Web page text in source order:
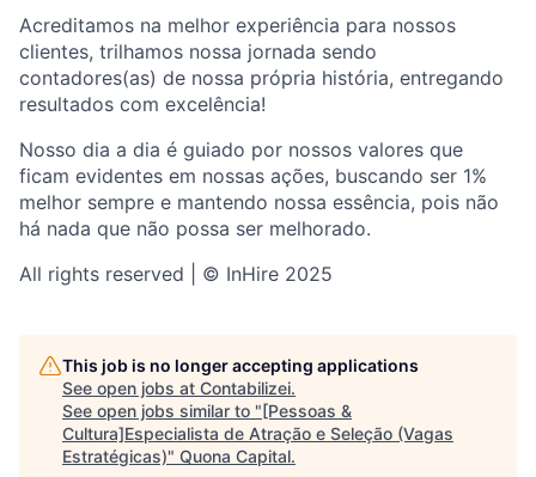
Acreditamos na melhor experiência para nossos
clientes, trilhamos nossa jornada sendo
contadores(as) de nossa própria história, entregando
resultados com excelência!
Nosso dia a dia é guiado por nossos valores que
ficam evidentes em nossas ações, buscando ser 1%
melhor sempre e mantendo nossa essência, pois não
há nada que não possa ser melhorado.
All rights reserved | © InHire 2025
This job is no longer accepting applications
See open jobs at Contabilizei.
See open jobs similar to "[Pessoas &
Cultura]Especialista de Atração e Seleção (Vagas
Estratégicas)" Quona Capital.